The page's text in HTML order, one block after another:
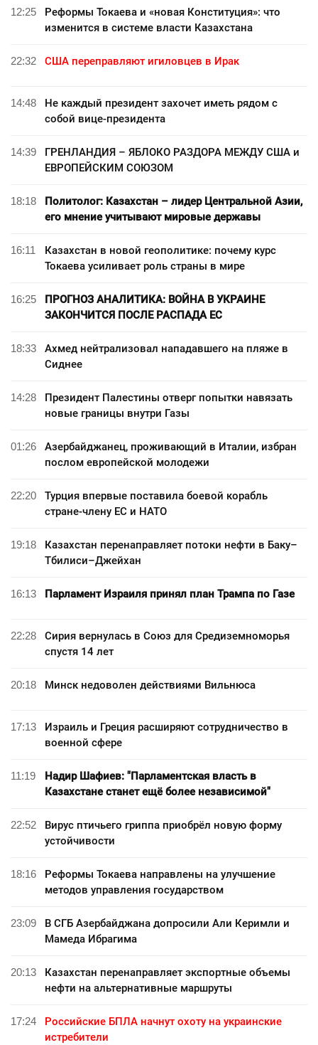
12:25
Реформы Токаева и «новая Конституция»: что
изменится в системе власти Казахстана
22:32 США переправляют игиловцев в Ирак
14:48
Не каждый президент захочет иметь рядом с
собой вице-президента
14:39
ГРЕНЛАНДИЯ – ЯБЛОКО РАЗДОРА МЕЖДУ США и
ЕВРОПЕЙСКИМ СОЮЗОМ
18:18
Политолог: Казахстан – лидер Центральной Азии,
его мнение учитывают мировые державы
16:11
Казахстан в новой геополитике: почему курс
Токаева усиливает роль страны в мире
16:25
ПРОГНОЗ АНАЛИТИКА: ВОЙНА В УКРАИНЕ
ЗАКОНЧИТСЯ ПОСЛЕ РАСПАДА ЕС
18:33
Ахмед нейтрализовал нападавшего на пляже в
Сиднее
14:28
Президент Палестины отверг попытки навязать
новые границы внутри Газы
01:26
Азербайджанец, проживающий в Италии, избран
послом европейской молодежи
22:20
Турция впервые поставила боевой корабль
стране-члену ЕС и НАТО
19:18
Казахстан перенаправляет потоки нефти в Баку–
Тбилиси–Джейхан
16:13 Парламент Израиля принял план Трампа по Газе
22:28
Сирия вернулась в Союз для Средиземноморья
спустя 14 лет
20:18 Минск недоволен действиями Вильнюса
17:13
Израиль и Греция расширяют сотрудничество в
военной сфере
11:19
Надир Шафиев: "Парламентская власть в
Казахстане станет ещё более независимой"
22:52
Вирус птичьего гриппа приобрёл новую форму
устойчивости
18:16
Реформы Токаева направлены на улучшение
методов управления государством
23:09
В СГБ Азербайджана допросили Али Керимли и
Мамеда Ибрагима
20:13
Казахстан перенаправляет экспортные объемы
нефти на альтернативные маршруты
17:24
Российские БПЛА начнут охоту на украинские
истребители